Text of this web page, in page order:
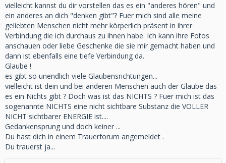
vielleicht kannst du dir vorstellen das es ein "anderes hören" und
ein anderes an dich "denken gibt"? Fuer mich sind alle meine
geliebten Menschen nicht mehr körperlich präsent in ihrer
Verbindung die ich durchaus zu ihnen habe. Ich kann ihre Fotos
anschauen oder liebe Geschenke die sie mir gemacht haben und
dann ist ebenfalls eine tiefe Verbindung da.
Glaube !
es gibt so unendlich viele Glaubensrichtungen...
vielleicht ist dein und bei anderen Menschen auch der Glaube das
es ein Nichts gibt ? Doch was ist das NICHTS ? Fuer mich ist das
sogenannte NICHTS eine nicht sichtbare Substanz die VOLLER
NICHT sichtbarer ENERGIE ist....
Gedankensprung und doch keiner ...
Du hast dich in einem Trauerforum angemeldet .
Du trauerst ja...